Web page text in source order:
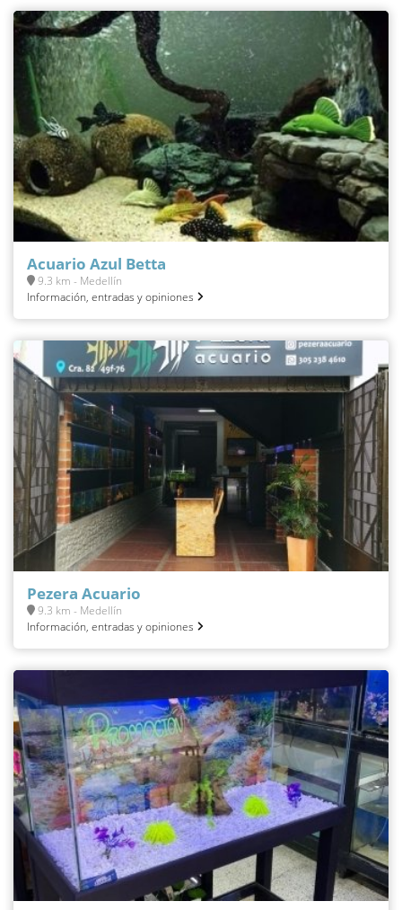
Acuario Azul Betta
9.3 km - Medellín
Información, entradas y opiniones
Pezera Acuario
9.3 km - Medellín
Información, entradas y opiniones